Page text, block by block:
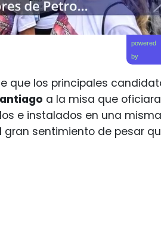
powered
by
que los principales
a la misa que
e instalados en una
sentimiento de pesar